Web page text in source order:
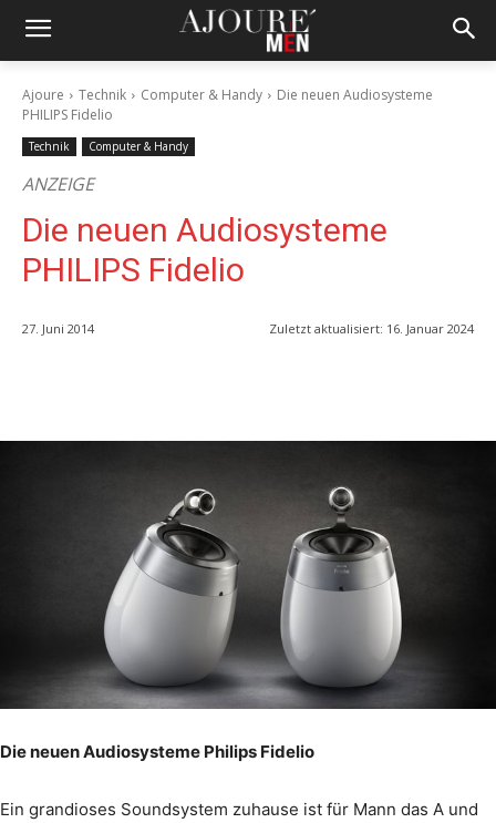
Ajoure Technik Computer & Handy
Die neuen Audiosysteme
PHILIPS Fidelio
Technik Computer & Handy
ANZEIGE
Die neuen Audiosysteme
PHILIPS Fidelio
27. Juni 2014 Zuletzt aktualisiert: 16. Januar 2024
Die neuen Audiosysteme Philips Fidelio
Ein grandioses Soundsystem zuhause ist für Mann das A und